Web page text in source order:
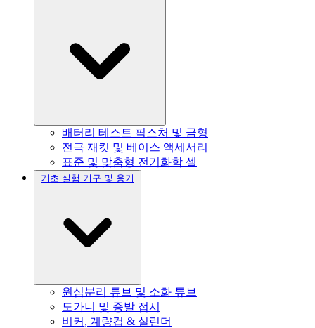
배터리 테스트 픽스처 및 금형
전극 재킷 및 베이스 액세서리
표준 및 맞춤형 전기화학 셀
기초 실험 기구 및 용기
원심분리 튜브 및 소화 튜브
도가니 및 증발 접시
비커, 계량컵 & 실린더